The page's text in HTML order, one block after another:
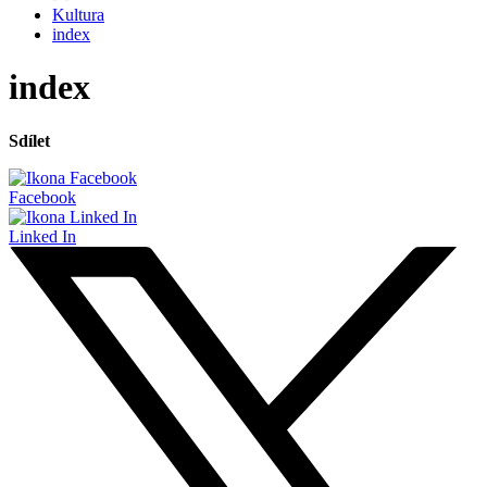
Kultura
index
index
Sdílet
Facebook
Linked In